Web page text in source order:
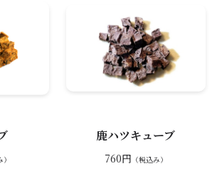
鹿ハツキューブ
760円 （税込み）